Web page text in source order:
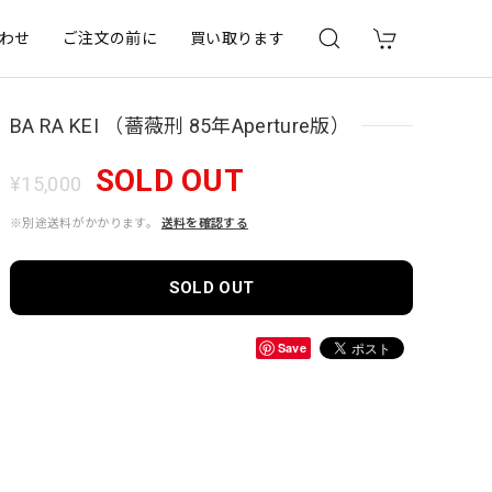
せ ご注文の前に 買い取ります
BA RA KEI （薔薇刑 85年Aperture版）
¥15,000 SOLD OUT
※別途送料がかかります。 送料を確認する
SOLD OUT
Save